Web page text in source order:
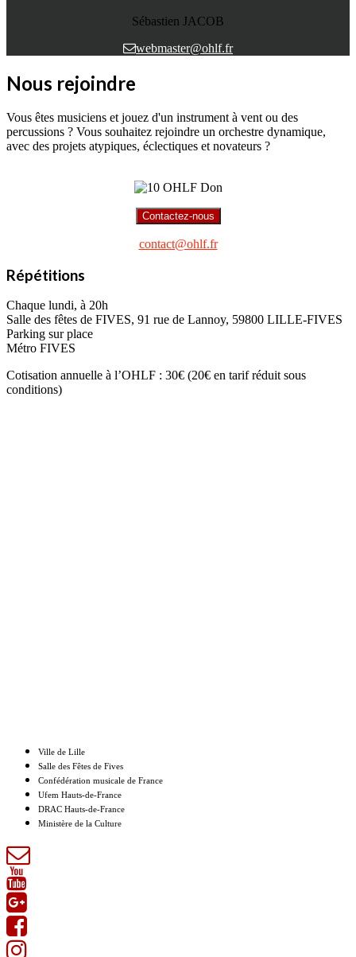
Sébastien JACOB
webmaster@ohlf.fr
Nous rejoindre
Vous êtes musiciens et jouez d'un instrument à vent ou des
percussions ? Vous souhaitez rejoindre un orchestre dynamique,
avec des projets atypiques, éclectiques et novateurs ?
Contactez-nous
contact@ohlf.fr
Répétitions
Chaque lundi, à 20h
Salle des fêtes de FIVES, 91 rue de Lannoy, 59800 LILLE-FIVES
Parking sur place
Métro FIVES
Cotisation annuelle à l’OHLF : 30€ (20€ en tarif réduit sous
conditions)
Ville de Lille
Salle des Fêtes de Fives
Confédération musicale de France
Ufem Hauts-de-France
DRAC Hauts-de-France
Ministère de la Culture